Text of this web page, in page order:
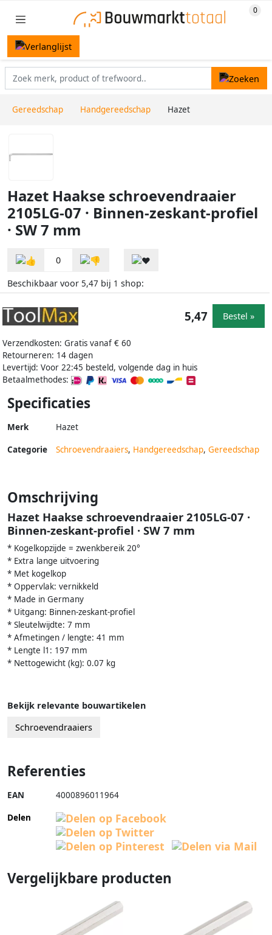
Gereedschap Handgereedschap Hazet
Hazet Haakse schroevendraaier
2105LG-07 · Binnen-zeskant-profiel
· SW 7 mm
0
Beschikbaar voor 5,47 bij 1 shop:
Verzendkosten: Gratis vanaf € 60
Retourneren: 14 dagen
Levertijd: Voor 22:45 besteld, volgende dag in huis
Betaalmethodes:
5,47 Bestel »
Specificaties
Merk Hazet
Categorie Schroevendraaiers, Handgereedschap, Gereedschap
Omschrijving
Hazet Haakse schroevendraaier 2105LG-07 ·
Binnen-zeskant-profiel · SW 7 mm
* Kogelkopzijde = zwenkbereik 20°
* Extra lange uitvoering
* Met kogelkop
* Oppervlak: vernikkeld
* Made in Germany
* Uitgang: Binnen-zeskant-profiel
* Sleutelwijdte: 7 mm
* Afmetingen / lengte: 41 mm
* Lengte l1: 197 mm
* Nettogewicht (kg): 0.07 kg
Bekijk relevante bouwartikelen
Schroevendraaiers
Referenties
EAN 4000896011964
Delen
Vergelijkbare producten